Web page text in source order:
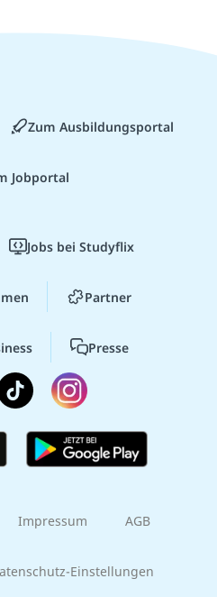
Zum Ausbildungsportal
Jobportal
Jobs bei Studyflix
Partner
Presse
Impressum AGB
Einstellungen